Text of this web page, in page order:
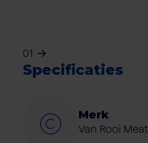
01
Specificaties
Merk
Van Rooi Meat